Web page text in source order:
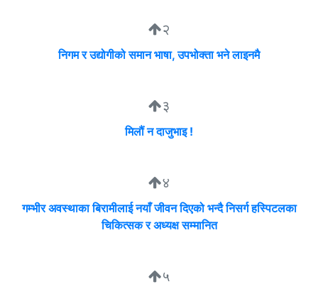
२
निगम र उद्योगीको समान भाषा, उपभोक्ता भने लाइनमै
३
मिलौं न दाजुभाइ !
४
गम्भीर अवस्थाका बिरामीलाई नयाँ जीवन दिएको भन्दै निसर्ग हस्पिटलका
चिकित्सक र अध्यक्ष सम्मानित
५